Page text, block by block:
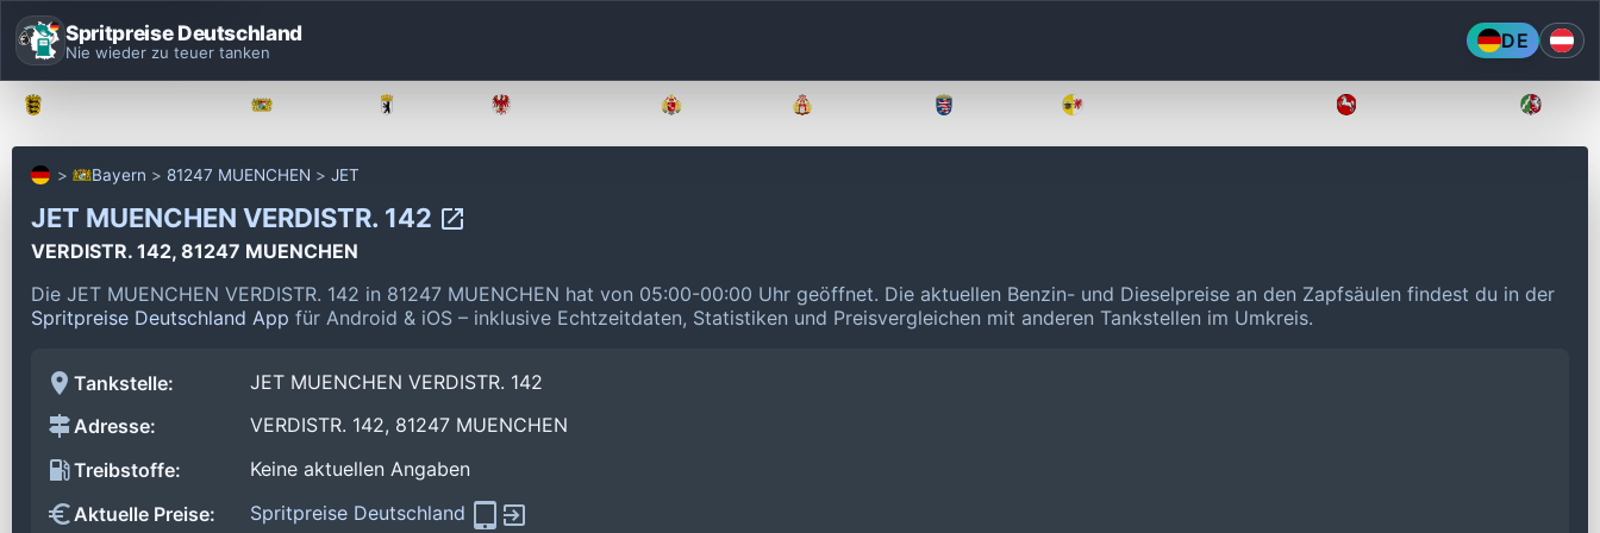
Spritpreise Deutschland
Nie wieder zu teuer tanken DE
Bayern 81247 MUENCHEN JET
JET MUENCHEN VERDISTR. 142
VERDISTR. 142, 81247 MUENCHEN
Die JET MUENCHEN VERDISTR. 142 in 81247 MUENCHEN hat von 05:00-00:00 Uhr geöffnet. Die aktuellen Benzin- und Dieselpreise an den Zapfsäulen findest du in der
Spritpreise Deutschland App für Android & iOS – inklusive Echtzeitdaten, Statistiken und Preisvergleichen mit anderen Tankstellen im Umkreis.
Tankstelle:
JET MUENCHEN VERDISTR. 142
Adresse:
VERDISTR. 142, 81247 MUENCHEN
Treibstoffe:
Keine aktuellen Angaben
Aktuelle Preise:
Spritpreise Deutschland